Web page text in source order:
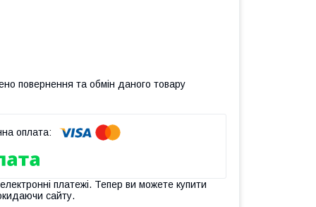
повернення та обмін даного товару
платежі. Тепер ви можете купити
сайту.